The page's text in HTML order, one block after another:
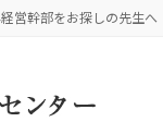
営幹部をお探しの先生へ